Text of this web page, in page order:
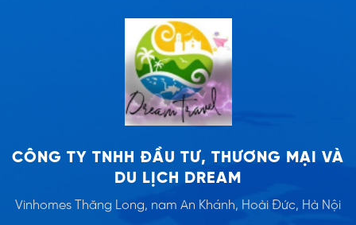
CÔNG TY TNHH ĐẦU TƯ, THƯƠNG MẠI VÀ
DU LỊCH DREAM
Vinhomes Thăng Long, nam An Khánh, Hoài Đức, Hà Nội